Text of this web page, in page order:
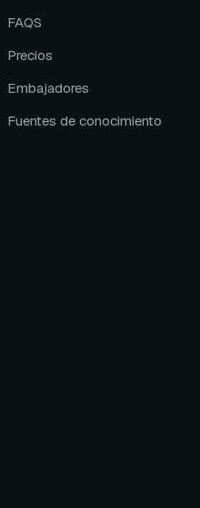
FAQS
Precios
Embajadores
Fuentes de conocimiento